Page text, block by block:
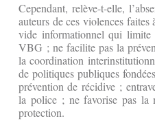
Cependant, relève-t-elle,
auteurs de ces violences
vide informationnel qui limite
VBG ; ne facilite pas la
la coordination
de politiques publiques
prévention de récidive ;
la police ; ne favorise pas la
protection.